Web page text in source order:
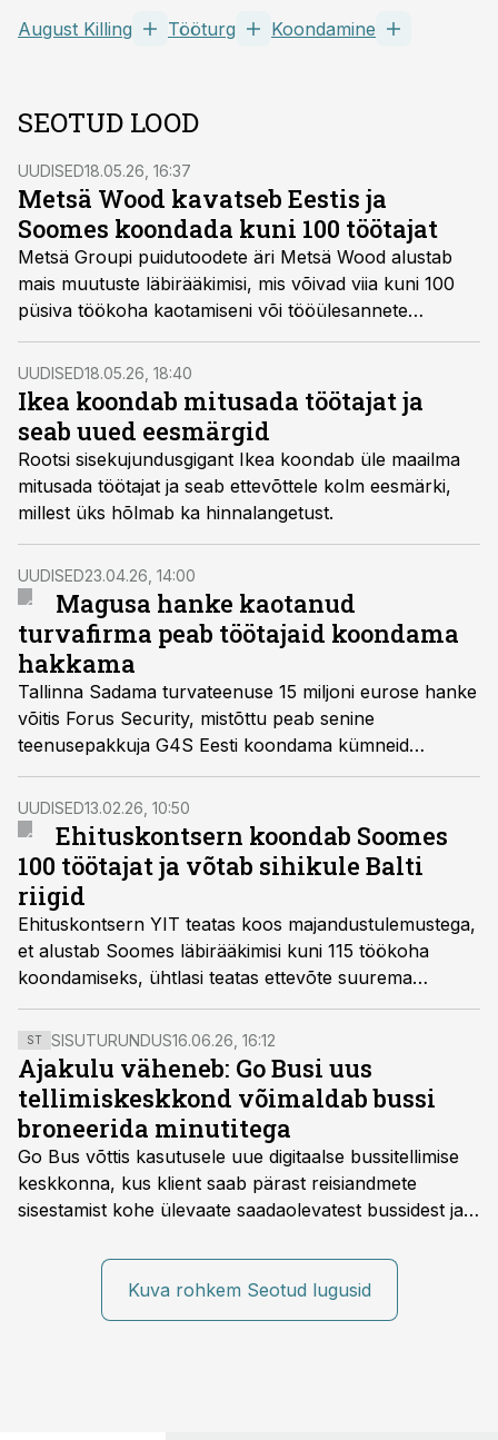
August Killing Tööturg Koondamine
SEOTUD LOOD
UUDISED18.05.26, 16:37
Metsä Wood kavatseb Eestis ja
Soomes koondada kuni 100 töötajat
Metsä Groupi puidutoodete äri Metsä Wood alustab
mais muutuste läbirääkimisi, mis võivad viia kuni 100
püsiva töökoha kaotamiseni või tööülesannete
ümberkorraldamiseni Soomes ja Eestis, kirjutab
Põllumajandus.ee.
UUDISED18.05.26, 18:40
Ikea koondab mitusada töötajat ja
seab uued eesmärgid
Rootsi sisekujundusgigant Ikea koondab üle maailma
mitusada töötajat ja seab ettevõttele kolm eesmärki,
millest üks hõlmab ka hinnalangetust.
UUDISED23.04.26, 14:00
Magusa hanke kaotanud
turvafirma peab töötajaid koondama
hakkama
Tallinna Sadama turvateenuse 15 miljoni eurose hanke
võitis Forus Security, mistõttu peab senine
teenusepakkuja G4S Eesti koondama kümneid
töötajaid. “Töötukassale tehtud teade kajastab kõige
mustemat stsenaariumit.”
UUDISED13.02.26, 10:50
Ehituskontsern koondab Soomes
100 töötajat ja võtab sihikule Balti
riigid
Ehituskontsern YIT teatas koos majandustulemustega,
et alustab Soomes läbirääkimisi kuni 115 töökoha
koondamiseks, ühtlasi teatas ettevõte suurema
tähelepanu suunamisest Balti riikidesse ja Kesk-
Euroopa idaossa.
ST SISUTURUNDUS16.06.26, 16:12
Ajakulu väheneb: Go Busi uus
tellimiskeskkond võimaldab bussi
broneerida minutitega
Go Bus võttis kasutusele uue digitaalse bussitellimise
keskkonna, kus klient saab pärast reisiandmete
sisestamist kohe ülevaate saadaolevatest bussidest ja
kiiresti edasi liikuda hinnapakkumist ootamata.
Kuva rohkem Seotud lugusid